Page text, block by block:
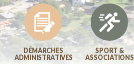
DÉMARCHES
ADMINISTRATIVES
SPORT &
ASSOCIATIONS